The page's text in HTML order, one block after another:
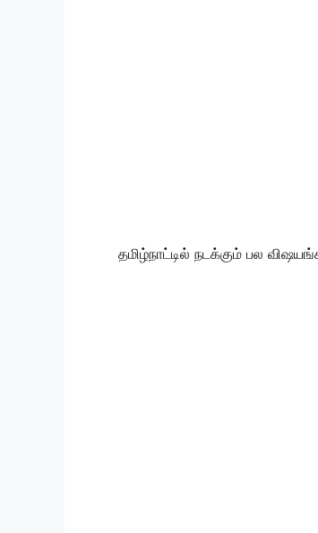
தமிழ்நாட்டில் நடக்கும் பல